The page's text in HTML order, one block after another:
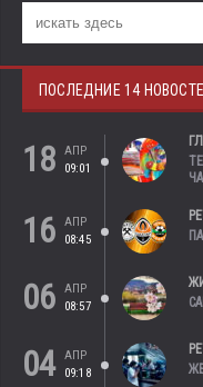
ПОСЛЕДНИЕ 14
18
АПР
09:01
16
АПР
08:45
06
АПР
08:57
04 АПР
09:18